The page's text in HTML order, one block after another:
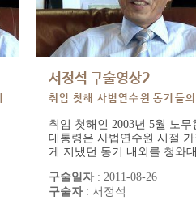
서정석 구술영상2
취임 첫해 사법연수원 동기들의
청와대 방문
취임 첫해인 2003년 5월 노무
대통령은 사법연수원 시절
게 지냈던 동기 내외를 청와
잠바 차림에 자전거를 타고
들을 맞으러온 노 대통령의
구술일자 : 2011-08-26
구술자 : 서정석